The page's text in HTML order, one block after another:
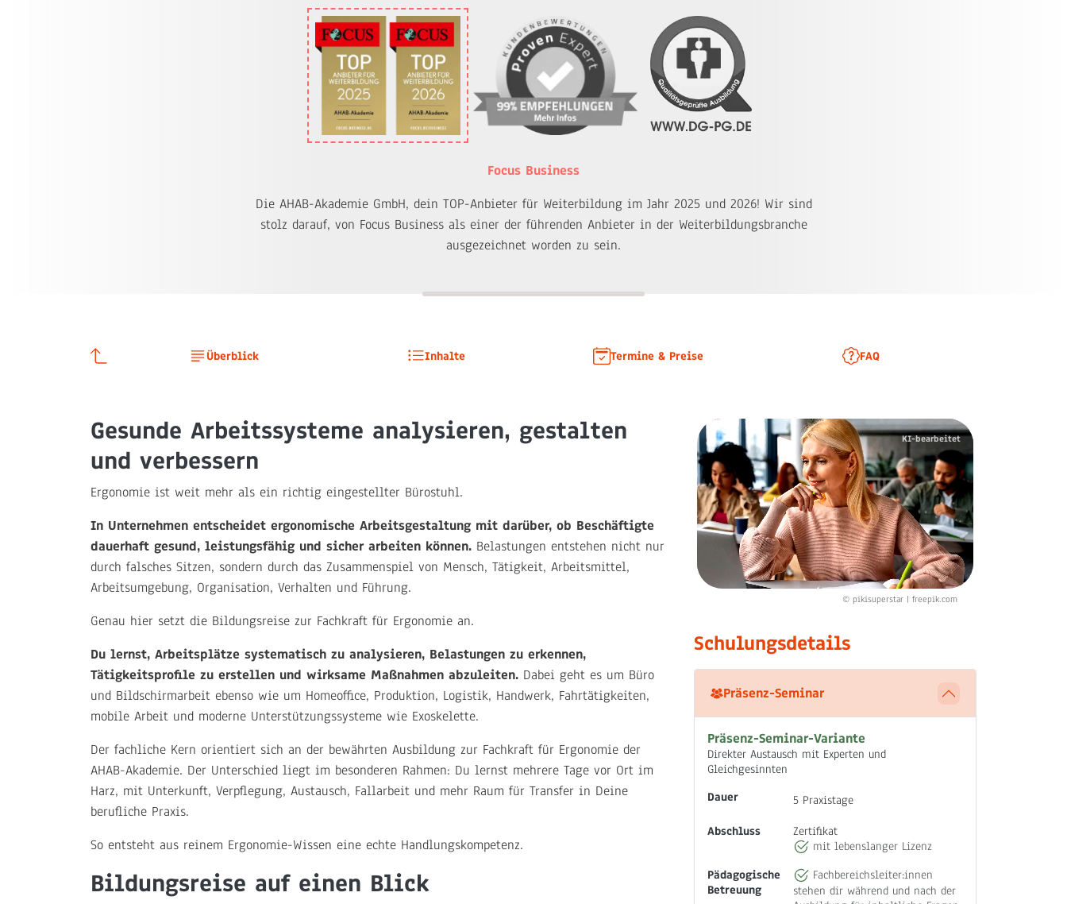
Focus Business
Die AHAB-Akademie GmbH, dein TOP-Anbieter für Weiterbildung im Jahr 2025 und 2026! Wir sind
stolz darauf, von Focus Business als einer der führenden Anbieter in der Weiterbildungsbranche
ausgezeichnet worden zu sein.
Überblick Inhalte Termine & Preise FAQ
KI-bearbeitet
© pikisuperstar | freepik.com
Schulungsdetails
Präsenz-Seminar
Präsenz-Seminar-Variante
Direkter Austausch mit Experten und
Gleichgesinnten
Dauer
5 Praxistage
Abschluss
Zertifikat
mit lebenslanger Lizenz
Pädagogische
Betreuung
Fachbereichsleiter:innen
stehen dir während und nach der
Gesunde Arbeitssysteme analysieren, gestalten
und verbessern
Ergonomie ist weit mehr als ein richtig eingestellter Bürostuhl.
In Unternehmen entscheidet ergonomische Arbeitsgestaltung mit darüber, ob Beschäftigte
dauerhaft gesund, leistungsfähig und sicher arbeiten können. Belastungen entstehen nicht nur
durch falsches Sitzen, sondern durch das Zusammenspiel von Mensch, Tätigkeit, Arbeitsmittel,
Arbeitsumgebung, Organisation, Verhalten und Führung.
Genau hier setzt die Bildungsreise zur Fachkraft für Ergonomie an.
Du lernst, Arbeitsplätze systematisch zu analysieren, Belastungen zu erkennen,
Tätigkeitsprofile zu erstellen und wirksame Maßnahmen abzuleiten. Dabei geht es um Büro
und Bildschirmarbeit ebenso wie um Homeoffice, Produktion, Logistik, Handwerk, Fahrtätigkeiten,
mobile Arbeit und moderne Unterstützungssysteme wie Exoskelette.
Der fachliche Kern orientiert sich an der bewährten Ausbildung zur Fachkraft für Ergonomie der
AHAB-Akademie. Der Unterschied liegt im besonderen Rahmen: Du lernst mehrere Tage vor Ort im
Harz, mit Unterkunft, Verpflegung, Austausch, Fallarbeit und mehr Raum für Transfer in Deine
berufliche Praxis.
So entsteht aus reinem Ergonomie-Wissen eine echte Handlungskompetenz.
Bildungsreise auf einen Blick